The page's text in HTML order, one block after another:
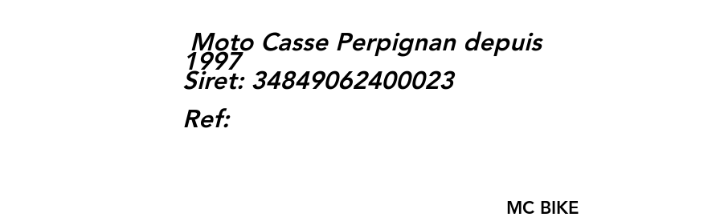
Moto Casse Perpignan depuis
1997
Siret: 34849062400023
Ref:
MC BIKE